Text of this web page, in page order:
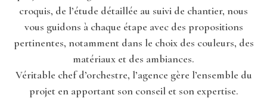
croquis, de l’étude détaillée au suivi de chantier, nous
vous guidons à chaque étape avec des propositions
pertinentes, notamment dans le choix des couleurs, des
matériaux et des ambiances.
Véritable chef d’orchestre, l’agence gère l’ensemble du
projet en apportant son conseil et son expertise.